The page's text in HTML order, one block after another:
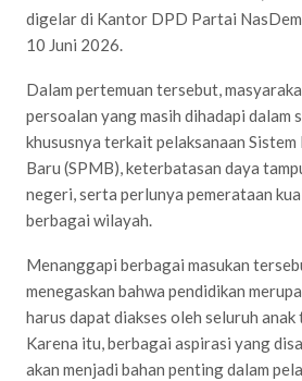
digelar di Kantor DPD Partai
10 Juni 2026.
Dalam pertemuan tersebut,
persoalan yang masih dihadapi dalam
khususnya terkait pelaksanaan
Baru (SPMB), keterbatasan daya
negeri, serta perlunya pemerataan
berbagai wilayah.
Menanggapi berbagai masukan
menegaskan bahwa pendidikan
harus dapat diakses oleh seluruh
Karena itu, berbagai aspirasi yang
akan menjadi bahan penting dalam